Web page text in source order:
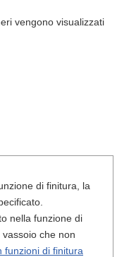
vengono visualizzati
di finitura, la
nella funzione di
che non
funzioni di finitura